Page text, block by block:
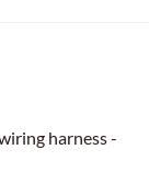
harness -